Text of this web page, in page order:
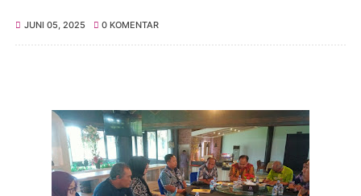
JUNI 05, 2025 0 KOMENTAR